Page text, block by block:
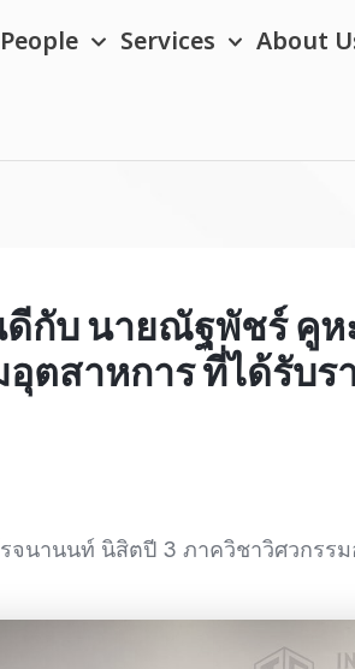
People Services About
กับ นายณัฐพัชร์ คูห
ตสาหการ ที่ได้รับร
นานนท์ นิสิตปี 3 ภาควิชาวิศวกรร